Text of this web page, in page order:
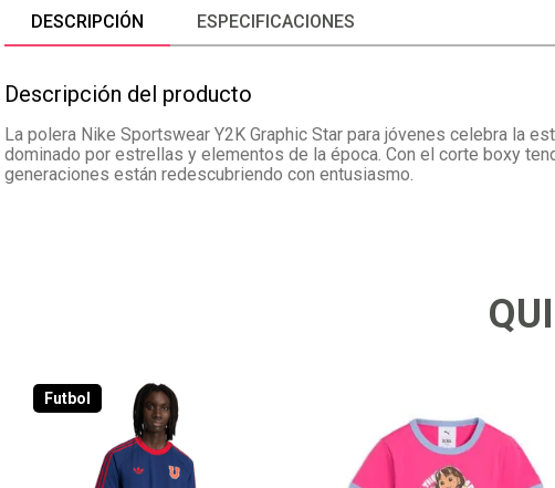
DESCRIPCIÓN ESPECIFICACIONES
Descripción del producto
La polera Nike Sportswear Y2K Graphic Star para jóvenes celebra la
dominado por estrellas y elementos de la época. Con el corte boxy
generaciones están redescubriendo con entusiasmo.
Futbol